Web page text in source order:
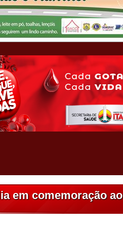
em comemoração ao